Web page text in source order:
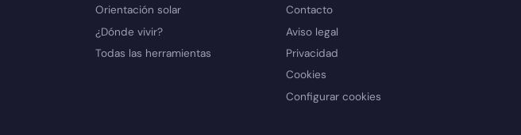
Orientación solar
¿Dónde vivir?
Todas las herramientas
Contacto
Aviso legal
Privacidad
Cookies
Configurar cookies